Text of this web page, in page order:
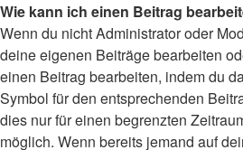
Wie kann ich einen Beitrag
Wenn du nicht Administrator oder
deine eigenen Beiträge bearbeiten
einen Beitrag bearbeiten, indem du
Symbol für den entsprechenden
dies nur für einen begrenzten
möglich. Wenn bereits jemand auf